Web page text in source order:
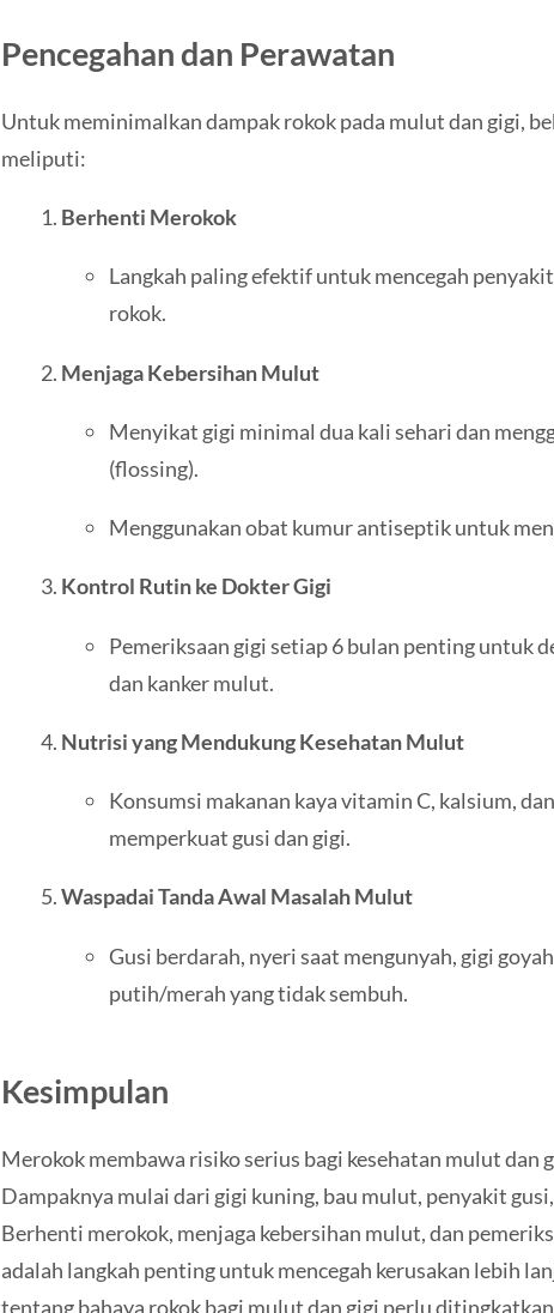
Pencegahan dan Perawatan
Untuk meminimalkan dampak rokok pada mulut dan gigi,
meliputi:
Berhenti Merokok
Langkah paling efektif untuk mencegah
rokok.
Menjaga Kebersihan Mulut
Menyikat gigi minimal dua kali sehari dan
(flossing).
Menggunakan obat kumur antiseptik untuk
Kontrol Rutin ke Dokter Gigi
Pemeriksaan gigi setiap 6 bulan penting untuk
dan kanker mulut.
Nutrisi yang Mendukung Kesehatan Mulut
Konsumsi makanan kaya vitamin C, kalsium,
memperkuat gusi dan gigi.
Waspadai Tanda Awal Masalah Mulut
Gusi berdarah, nyeri saat mengunyah, gigi
putih/merah yang tidak sembuh.
Kesimpulan
Merokok membawa risiko serius bagi kesehatan mulut dan
Dampaknya mulai dari gigi kuning, bau mulut, penyakit
Berhenti merokok, menjaga kebersihan mulut, dan
adalah langkah penting untuk mencegah kerusakan lebih
tentang bahaya rokok bagi mulut dan gigi perlu